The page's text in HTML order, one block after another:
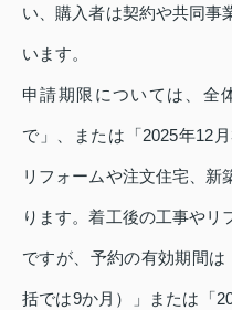
い、購入者は契約や共同事
います。
申請期限については、全
で」、または「2025年12
リフォームや注文住宅、新
ります。着工後の工事やリ
ですが、予約の有効期間
括では9か月）」または「